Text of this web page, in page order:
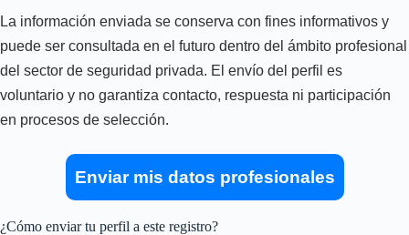
La información enviada se conserva con fines informativos y
puede ser consultada en el futuro dentro del ámbito profesional
del sector de seguridad privada. El envío del perfil es
voluntario y no garantiza contacto, respuesta ni participación
en procesos de selección.
Enviar mis datos profesionales
¿Cómo enviar tu perfil a este registro?